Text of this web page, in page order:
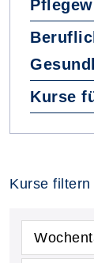
Kurse
Kurse filtern